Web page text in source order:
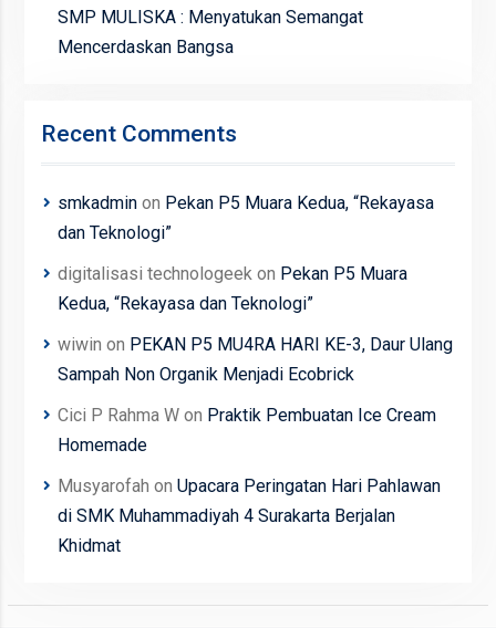
SMP MULISKA : Menyatukan Semangat
Mencerdaskan Bangsa
Recent Comments
smkadminon Pekan P5 Muara Kedua, “Rekayasa
dan Teknologi”
digitalisasi technologeekon Pekan P5 Muara
Kedua, “Rekayasa dan Teknologi”
wiwin on PEKAN P5 MU4RA HARI KE-3, Daur Ulang
Sampah Non Organik Menjadi Ecobrick
Cici P Rahma Won Praktik Pembuatan Ice Cream
Homemade
Musyarofah on Upacara Peringatan Hari Pahlawan
di SMK Muhammadiyah 4 Surakarta Berjalan
Khidmat